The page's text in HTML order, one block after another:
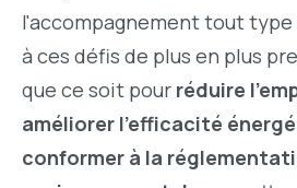
l'accompagnement tout
à ces défis de plus en plus
que ce soit pour réduire
améliorer l'efficacité
conformer à la